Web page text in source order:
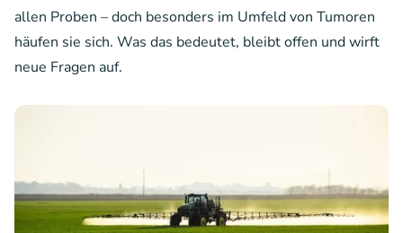
allen Proben – doch besonders im Umfeld von Tumoren
häufen sie sich. Was das bedeutet, bleibt offen und wirft
neue Fragen auf.